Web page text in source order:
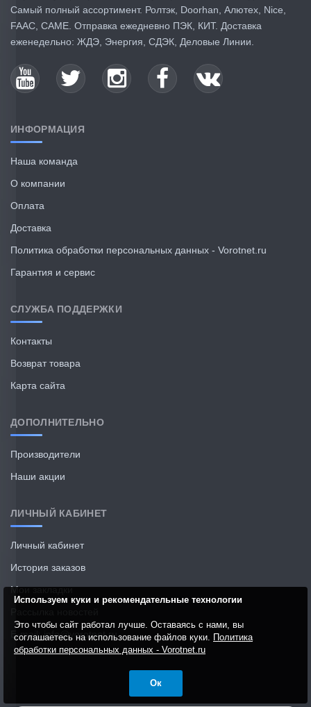
Самый полный ассортимент. Ролтэк, Doorhan, Алютех, Nice,
FAAC, CAME. Отправка ежедневно ПЭК, КИТ. Доставка
еженедельно: ЖДЭ, Энергия, СДЭК, Деловые Линии.
ИНФОРМАЦИЯ
Наша команда
О компании
Оплата
Доставка
Политика обработки персональных данных - Vorotnet.ru
Гарантия и сервис
СЛУЖБА ПОДДЕРЖКИ
Контакты
Возврат товара
Карта сайта
ДОПОЛНИТЕЛЬНО
Производители
Наши акции
ЛИЧНЫЙ КАБИНЕТ
Личный кабинет
История заказов
Мои закладки
E-mail: info@vorotnet.ru
Используем куки и рекомендательные технологии
Это чтобы сайт работал лучше. Оставаясь с нами, вы
соглашаетесь на использование файлов куки. Политика
обработки персональных данных - Vorotnet.ru
Ок